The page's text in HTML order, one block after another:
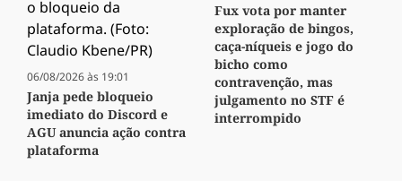
06/08/2026 às 19:01
Janja pede bloqueio
imediato do Discord e
AGU anuncia ação contra
plataforma
Fux vota por manter
exploração de bingos,
caça-níqueis e jogo do
bicho como
contravenção, mas
julgamento no STF é
interrompido